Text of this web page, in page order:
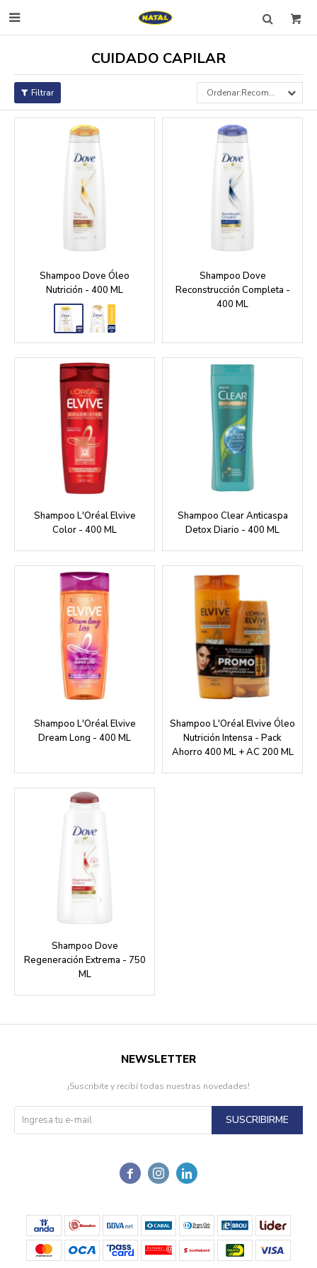

CUIDADO CAPILAR
Recomendados
Shampoo Dove Óleo
Nutrición - 400 ML
Shampoo Dove
Reconstrucción Completa -
400 ML
Shampoo L'Oréal Elvive
Color - 400 ML
Shampoo Clear Anticaspa
Detox Diario - 400 ML
Shampoo L'Oréal Elvive
Dream Long - 400 ML
Shampoo L'Oréal Elvive Óleo
Nutrición Intensa - Pack
Ahorro 400 ML + AC 200 ML
Shampoo Dove
Regeneración Extrema - 750
ML
  
NEWSLETTER
¡Suscribite y recibí todas nuestras novedades!
SUSCRIBIRME